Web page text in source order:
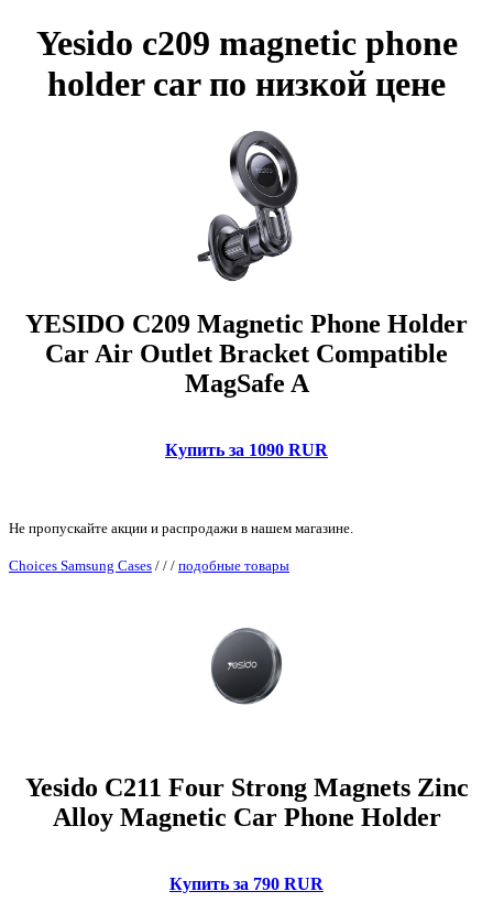
Yesido c209 magnetic phone
holder car по низкой цене
YESIDO C209 Magnetic Phone Holder
Car Air Outlet Bracket Compatible
MagSafe A
Купить за 1090 RUR
Не пропускайте акции и распродажи в нашем магазине.
Choices Samsung Cases / / / подобные товары
Yesido C211 Four Strong Magnets Zinc
Alloy Magnetic Car Phone Holder
Купить за 790 RUR